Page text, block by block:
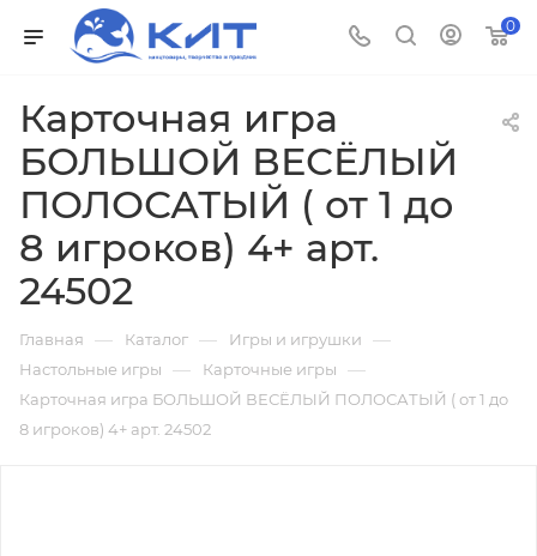
0
Карточная игра
БОЛЬШОЙ ВЕСЁЛЫЙ
ПОЛОСАТЫЙ ( от 1 до
8 игроков) 4+ арт.
24502
Главная — Каталог — Игры и игрушки —
Настольные игры — Карточные игры —
Карточная игра БОЛЬШОЙ ВЕСЁЛЫЙ ПОЛОСАТЫЙ ( от 1 до
8 игроков) 4+ арт. 24502